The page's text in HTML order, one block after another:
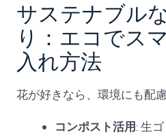
サステナブル
り：エコでス
入れ方法
花が好きなら、環境にも配
コンポスト活用: 生